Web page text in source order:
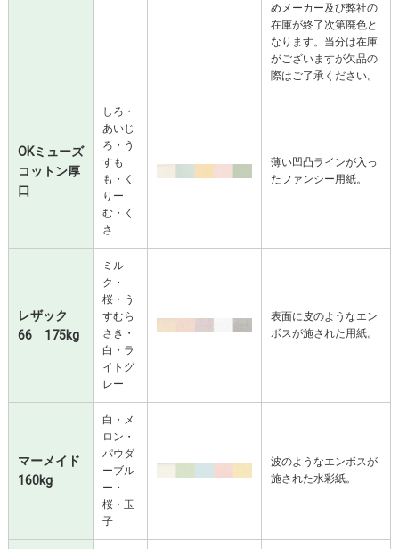
めメーカー及び弊社の
在庫が終了次第廃色と
なります。当分は在庫
がございますが欠品の
際はご了承ください。
OKミューズ
コットン厚
口
しろ・
あいじ
ろ・う
すも
も・く
りー
む・く
さ
薄い凹凸ラインが入っ
たファンシー用紙。
レザック
66 175kg
ミル
ク・
桜・う
すむら
さき・
白・ラ
イトグ
レー
表面に皮のようなエン
ボスが施された用紙。
マーメイド
160kg
白・メ
ロン・
パウダ
ーブル
ー・
桜・玉
子
波のようなエンボスが
施された水彩紙。